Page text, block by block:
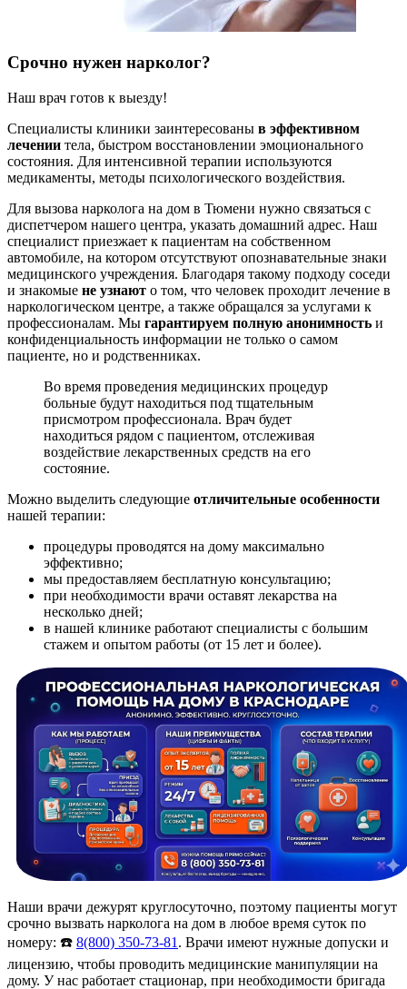
Срочно нужен нарколог?
Наш врач готов к выезду!
Специалисты клиники заинтересованы в эффективном
лечении тела, быстром восстановлении эмоционального
состояния. Для интенсивной терапии используются
медикаменты, методы психологического воздействия.
Для вызова нарколога на дом в Тюмени нужно связаться с
диспетчером нашего центра, указать домашний адрес. Наш
специалист приезжает к пациентам на собственном
автомобиле, на котором отсутствуют опознавательные знаки
медицинского учреждения. Благодаря такому подходу соседи
и знакомые не узнают о том, что человек проходит лечение в
наркологическом центре, а также обращался за услугами к
профессионалам. Мы гарантируем полную анонимность и
конфиденциальность информации не только о самом
пациенте, но и родственниках.
Во время проведения медицинских процедур
больные будут находиться под тщательным
присмотром профессионала. Врач будет
находиться рядом с пациентом, отслеживая
воздействие лекарственных средств на его
состояние.
Можно выделить следующие отличительные особенности
нашей терапии:
процедуры проводятся на дому максимально
эффективно;
мы предоставляем бесплатную консультацию;
при необходимости врачи оставят лекарства на
несколько дней;
в нашей клинике работают специалисты с большим
стажем и опытом работы (от 15 лет и более).
Наши врачи дежурят круглосуточно, поэтому пациенты могут
срочно вызвать нарколога на дом в любое время суток по
номеру: ☎️ 8(800) 350-73-81 . Врачи имеют нужные допуски и
лицензию, чтобы проводить медицинские манипуляции на
дому. У нас работает стационар, при необходимости бригада